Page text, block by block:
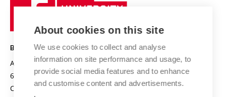
Research infrastructures
Projects
Projects from Structural Funds
Specific University Research
International Agreements
Safe University
Organization Structure
Official notice board
Technology
BRNO UNIVERSITY OF TECHNOLOGY
Antonínská 548/1
602 00 Brno
Czech Republic
www.vut.cz
vut@vutbr.cz
About cookies on this site
We use cookies to collect and analyse
information on site performance and usage, to
provide social media features and to enhance
and customise content and advertisements.